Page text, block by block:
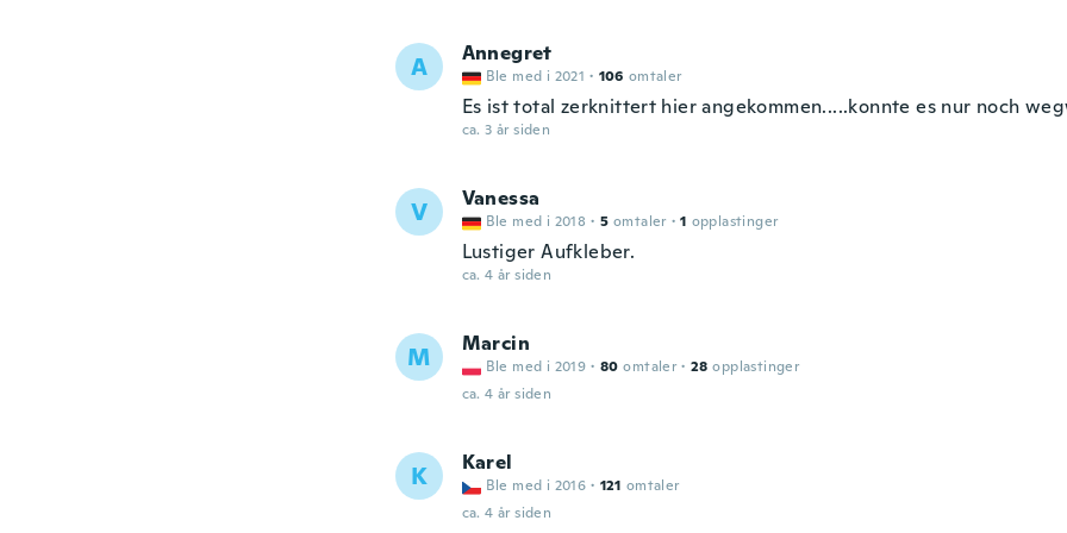
A Annegret
Ble med i 2021 · 106 omtaler
Es ist total zerknittert hier angekommen.....konnte es nur noch
ca. 3 år siden
V Vanessa
Ble med i 2018 · 5 omtaler · 1 opplastinger
Lustiger Aufkleber.
ca. 4 år siden
M Marcin
Ble med i 2019 · 80 omtaler · 28 opplastinger
ca. 4 år siden
K Karel
Ble med i 2016 · 121 omtaler
ca. 4 år siden